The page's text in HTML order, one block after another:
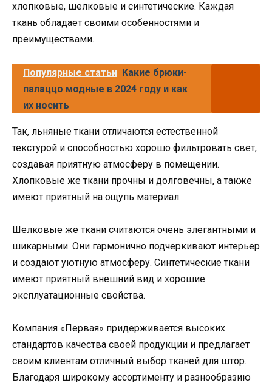
хлопковые, шелковые и синтетические. Каждая
ткань обладает своими особенностями и
преимуществами.
Популярные статьи Какие брюки-
палаццо модные в 2024 году и как
их носить
Так, льняные ткани отличаются естественной
текстурой и способностью хорошо фильтровать свет,
создавая приятную атмосферу в помещении.
Хлопковые же ткани прочны и долговечны, а также
имеют приятный на ощупь материал.
Шелковые же ткани считаются очень элегантными и
шикарными. Они гармонично подчеркивают интерьер
и создают уютную атмосферу. Синтетические ткани
имеют приятный внешний вид и хорошие
эксплуатационные свойства.
Компания «Первая» придерживается высоких
стандартов качества своей продукции и предлагает
своим клиентам отличный выбор тканей для штор.
Благодаря широкому ассортименту и разнообразию